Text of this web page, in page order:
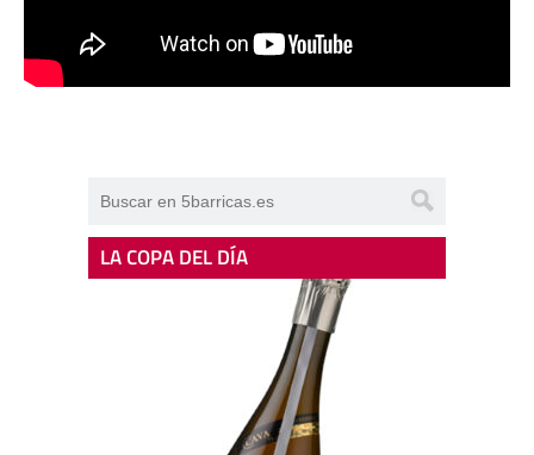
LA COPA DEL DÍA